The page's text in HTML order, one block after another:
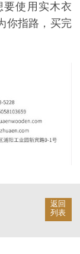
使用实木衣
你指路，买完
返回
列表